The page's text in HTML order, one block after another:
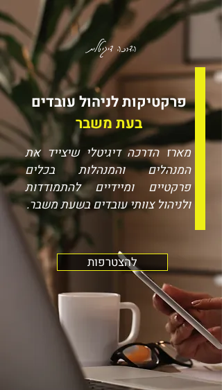
הדרכה דיגיטלית
פרקטיקות לניהול עובדים
בעת משבר
מארז הדרכה דיגיטלי שיצייד את
המנהלים והמנהלות בכלים
פרקטיים ומיידיים להתמודדות
ולניהול צוותי עובדים בשעת משבר.
להצטרפות